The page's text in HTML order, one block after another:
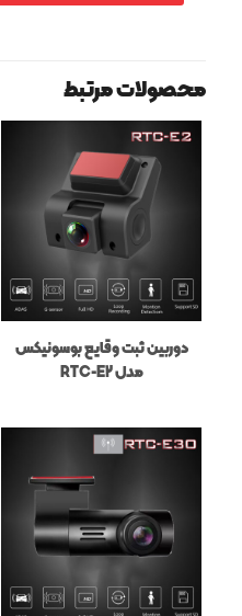
محصولات مرتبط
دوربین ثبت وقایع بوسونیکس
مدل RTC-E2